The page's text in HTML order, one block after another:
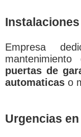
Empresa
puertas de
automaticaso
Urgencias